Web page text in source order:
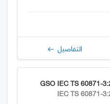
التفاصيل
GSO IEC TS 60871-
IEC TS 60871-